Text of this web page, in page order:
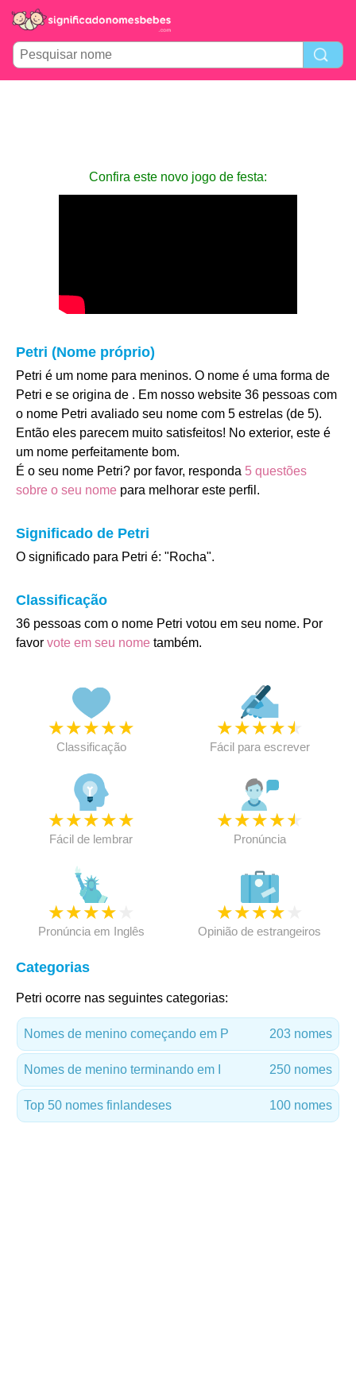
Confira este novo jogo de festa:
Petri (Nome próprio)
Petri é um nome para meninos. O nome é uma forma de
Petri e se origina de . Em nosso website 36 pessoas com
o nome Petri avaliado seu nome com 5 estrelas (de 5).
Então eles parecem muito satisfeitos! No exterior, este é
um nome perfeitamente bom.
É o seu nome Petri? por favor, responda 5 questões
sobre o seu nome para melhorar este perfil.
Significado de Petri
O significado para Petri é: "Rocha".
Classificação
36 pessoas com o nome Petri votou em seu nome. Por
favor vote em seu nome também.
★★★★★
Classificação
★★★★★
Fácil para escrever
★★★★★
Fácil de lembrar
★★★★★
Pronúncia
★★★★
Pronúncia em Inglês
★★★★
Opinião de estrangeiros
Categorias
Petri ocorre nas seguintes categorias:
Nomes de menino começando em P 203 nomes
Nomes de menino terminando em I 250 nomes
Top 50 nomes finlandeses 100 nomes